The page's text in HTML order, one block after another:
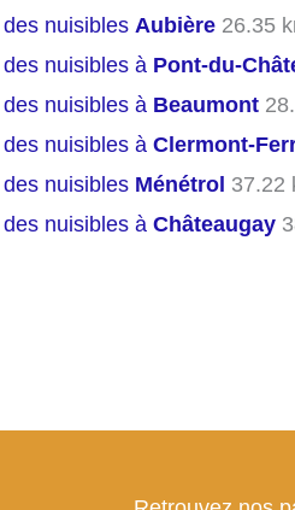
nuisibles Aubière 26.35
nuisibles à Pont-du-
nuisibles à Beaumont
nuisibles à Clermont-
nuisibles Ménétrol 37.22
nuisibles à Châteaugay